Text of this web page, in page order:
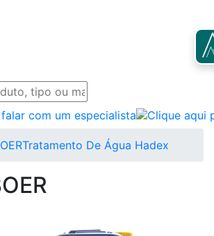
com um especialista
Tratamento De Água Hadex